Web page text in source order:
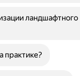
ландшафтного
практике?